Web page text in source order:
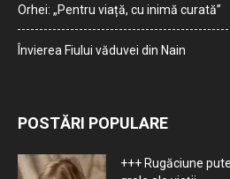
Orhei: „Pentru viață, cu inimă curată”
Învierea Fiului văduvei din Nain
POSTĂRI POPULARE
+++ Rugăciune